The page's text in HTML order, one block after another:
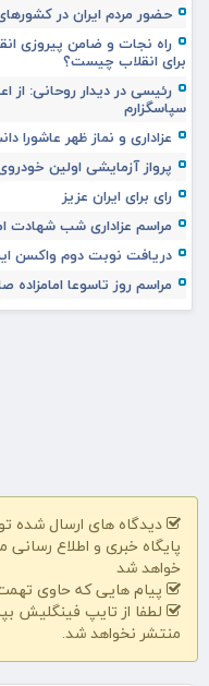
حضور مردم ایران در
راه نجات و ضامن پیروزی
برای انقلاب چیست؟
رئیسی در دیدار روحانی: از
سپاسگزارم
عزاداری و نماز ظهر عاشورا
پرواز آزمایشی اولین
رای برای ایران عزیز
مراسم عزاداری شب شهادت
دریافت نوبت دوم واکسن
مراسم روز تاسوعا امامزاده
دیدگاه های ارسال شده
پایگاه خبری و اطلاع
خواهد شد
پیام هایی که حاوی
لطفا از تایپ فینگلیش
منتشر نخواهد شد.